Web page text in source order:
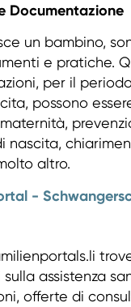
Documentazione
un bambino,
e pratiche.
per il
possono
nascita,
altro.
- Schwangerschaft
assistenza
offerte di